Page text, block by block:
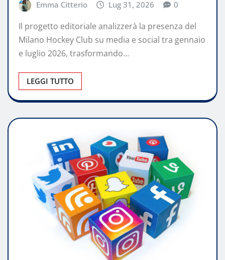
Emma Citterio Lug 31, 2026 0
Il progetto editoriale analizzerà la presenza del
Milano Hockey Club su media e social tra gennaio
e luglio 2026, trasformando…
LEGGI TUTTO